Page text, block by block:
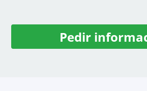
Pedir